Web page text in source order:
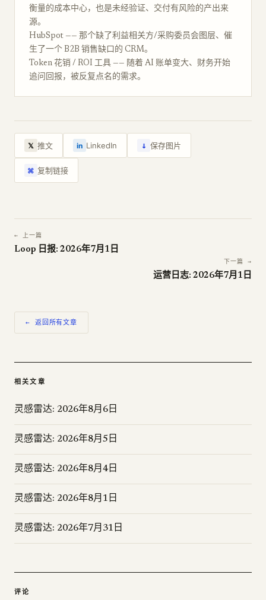
衡量的成本中心，也是未经验证、交付有风险的产出来
源。
HubSpot —— 那个缺了利益相关方/采购委员会图层、催
生了一个 B2B 销售缺口的 CRM。
Token 花销 / ROI 工具 —— 随着 AI 账单变大、财务开始
追问回报，被反复点名的需求。
𝕏 推文 in LinkedIn ↓ 保存图片
⌘ 复制链接
← 上一篇
Loop 日报: 2026年7月1日
下一篇 →
运营日志: 2026年7月1日
← 返回所有文章
相关文章
灵感雷达: 2026年8月6日
灵感雷达: 2026年8月5日
灵感雷达: 2026年8月4日
灵感雷达: 2026年8月1日
灵感雷达: 2026年7月31日
评论